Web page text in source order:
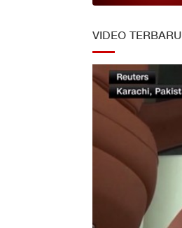
VIDEO TERBARU